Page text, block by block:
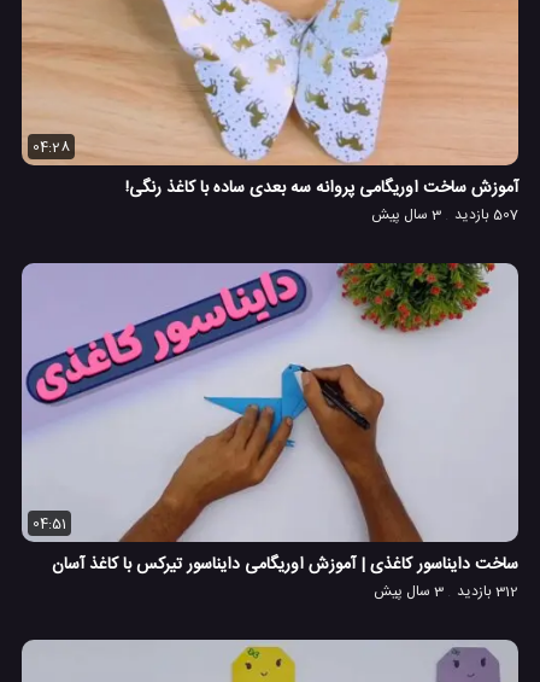
04:28
آموزش ساخت اوریگامی پروانه سه بعدی ساده با کاغذ رنگی!
507 بازدید 3 سال پیش
04:51
ساخت دایناسور کاغذی | آموزش اوریگامی دایناسور تیرکس با کاغذ آسان
312 بازدید 3 سال پیش